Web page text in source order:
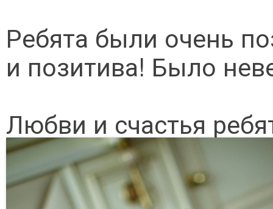
Ребята были очень
и позитива! Было
Любви и счастья